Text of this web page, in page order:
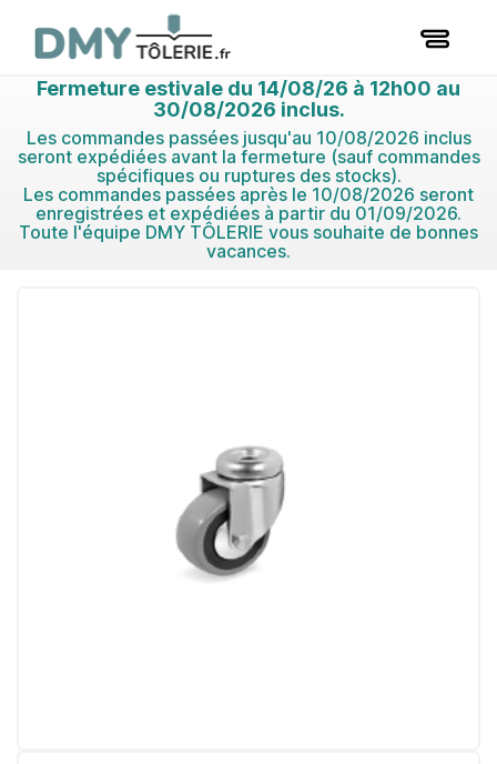
Fermeture estivale du 14/08/26 à 12h00 au
30/08/2026 inclus.
Les commandes passées jusqu'au 10/08/2026 inclus
seront expédiées avant la fermeture (sauf commandes
spécifiques ou ruptures des stocks).
Les commandes passées après le 10/08/2026 seront
enregistrées et expédiées à partir du 01/09/2026.
Toute l'équipe DMY TÔLERIE vous souhaite de bonnes
vacances.